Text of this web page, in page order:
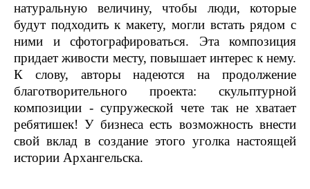
натуральную величину, чтобы люди, которые
будут подходить к макету, могли встать рядом с
ними и сфотографироваться. Эта композиция
придает живости месту, повышает интерес к нему.
К слову, авторы надеются на продолжение
благотворительного проекта: скульптурной
композиции - супружеской чете так не хватает
ребятишек! У бизнеса есть возможность внести
свой вклад в создание этого уголка настоящей
истории Архангельска.